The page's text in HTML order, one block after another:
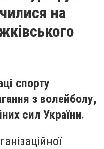
на
спорту
з волейболу,
сил України.